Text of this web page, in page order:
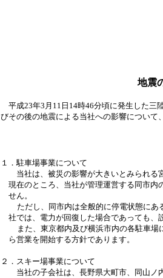
地震
平成23年3 月 11 日 14時46分頃に発生した三
びその後の地震による当社への影響について
１．駐車場事業について
当社は、被災の影響が大きいとみられる
現在のところ、当社が管理運営する同市内
せん。
ただし、同市内は全般的に停電状態に
社では、電力が回復した場合であっても、
また、東京都内及び横浜市内の各駐車
ら営業を開始する方針であります。
２．スキー場事業について
当社の子会社は、長野県大町市、同山ノ内